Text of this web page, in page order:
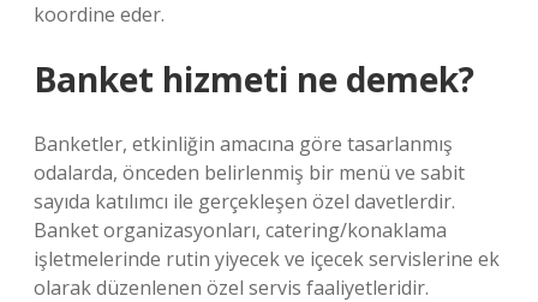
koordine eder.
Banket hizmeti ne demek?
Banketler, etkinliğin amacına göre tasarlanmış
odalarda, önceden belirlenmiş bir menü ve sabit
sayıda katılımcı ile gerçekleşen özel davetlerdir.
Banket organizasyonları, catering/konaklama
işletmelerinde rutin yiyecek ve içecek servislerine ek
olarak düzenlenen özel servis faaliyetleridir.